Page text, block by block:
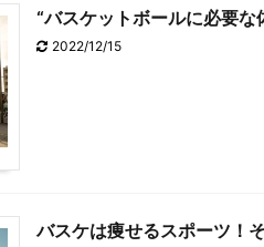
“バスケットボールに必要な
2022/12/15
バスケは痩せるスポーツ！